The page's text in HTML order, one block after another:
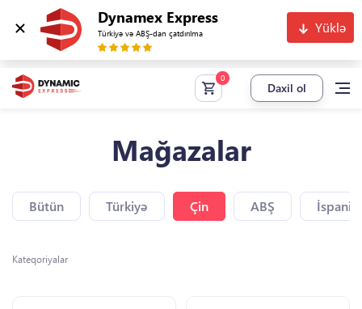
Dynamex Express
Türkiyə və ABŞ-dan çatdırılma Yüklə
Daxil ol
Mağazalar
Bütün Türkiyə Çin ABŞ
Kateqoriyalar